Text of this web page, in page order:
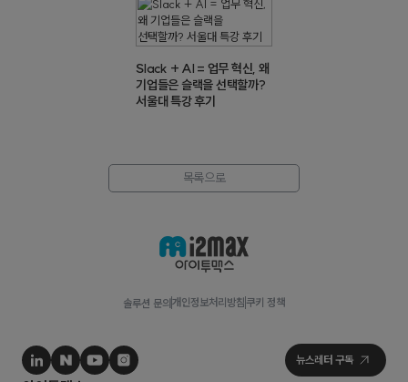
Slack + AI = 업무 혁신, 왜
기업들은 슬랙을 선택할까?
서울대 특강 후기
목록으로
솔루션 문의 개인정보처리방침 쿠키 정책